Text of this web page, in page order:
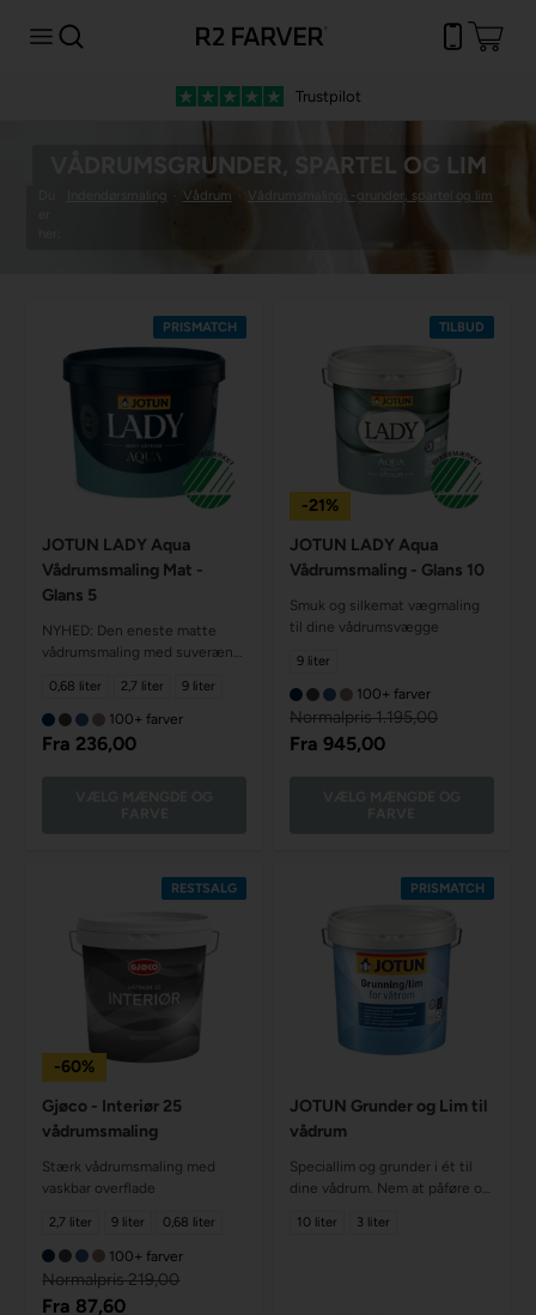
Trustpilot
VÅDRUMSGRUNDER, SPARTEL OG LIM
Indendørsmaling · Vådrum · Vådrumsmaling, -grunder, spartel og lim
PRISMATCH
JOTUN LADY Aqua
Vådrumsmaling Mat -
Glans 5
NYHED: Den eneste matte
vådrumsmaling med suveræn
0,68 liter 2,7 liter 9 liter
100+ farver
Fra 236,00
-21%
TILBUD
JOTUN LADY Aqua
Vådrumsmaling - Glans 10
Smuk og silkemat vægmaling
til dine vådrumsvægge
9 liter
100+ farver
Normalpris 1.195,00
Fra 945,00
-60%
RESTSALG
Gjøco - Interiør 25
vådrumsmaling
Stærk vådrumsmaling med
vaskbar overflade
2,7 liter 9 liter 0,68 liter
100+ farver
Normalpris 219,00
Fra 87,60
PRISMATCH
JOTUN Grunder og Lim til
vådrum
Speciallim og grunder i ét til
dine vådrum. Nem at påføre og
10 liter 3 liter